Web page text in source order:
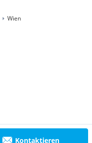
Kontaktieren
Wien